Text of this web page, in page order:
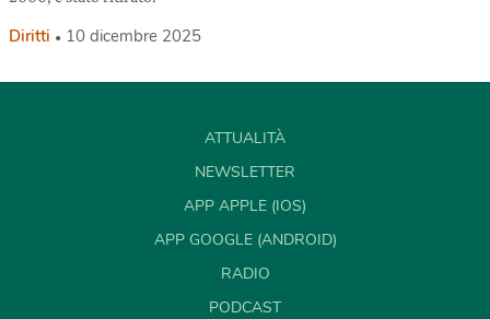
Diritti 10 dicembre 2025
ATTUALITÀ
NEWSLETTER
APP APPLE (IOS)
APP GOOGLE (ANDROID)
RADIO
PODCAST